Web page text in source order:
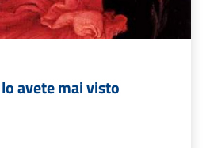
avete mai visto